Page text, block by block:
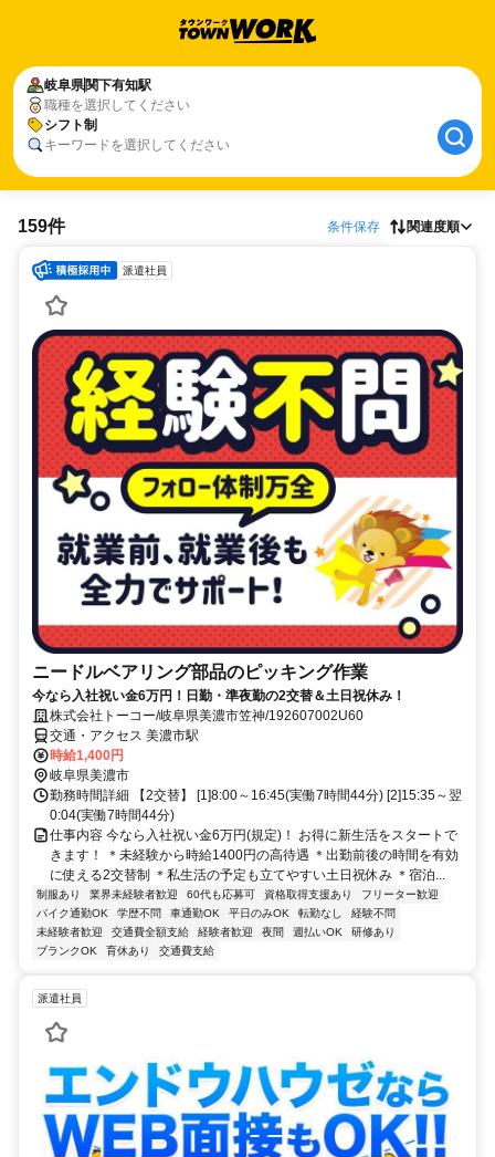
岐阜県関下有知駅
職種を選択してください
シフト制
キーワードを選択してください
159件 条件保存 関連度順
派遣社員
ニードルベアリング部品のピッキング作業
今なら入社祝い金6万円！日勤・準夜勤の2交替＆土日祝休み！
株式会社トーコー/岐阜県美濃市笠神/192607002U60
交通・アクセス 美濃市駅
時給1,400円
岐阜県美濃市
勤務時間詳細 【2交替】 [1]8:00～16:45(実働7時間44分) [2]15:35～翌
0:04(実働7時間44分)
仕事内容 今なら入社祝い金6万円(規定)！ お得に新生活をスタートで
きます！ ＊未経験から時給1400円の高待遇 ＊出勤前後の時間を有効
に使える2交替制 ＊私生活の予定も立てやすい土日祝休み ＊宿泊...
制服あり 業界未経験者歓迎 60代も応募可 資格取得支援あり
フリーター歓迎
バイク通勤OK
学歴不問 車通勤OK 平日のみOK 転勤なし
経験不問
未経験者歓迎
交通費全額支給 経験者歓迎 夜間 週払いOK
研修あり
ブランクOK
育休あり 交通費支給
派遣社員